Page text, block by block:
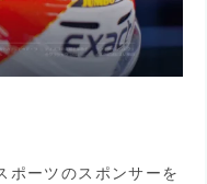
ポーツのスポンサーを